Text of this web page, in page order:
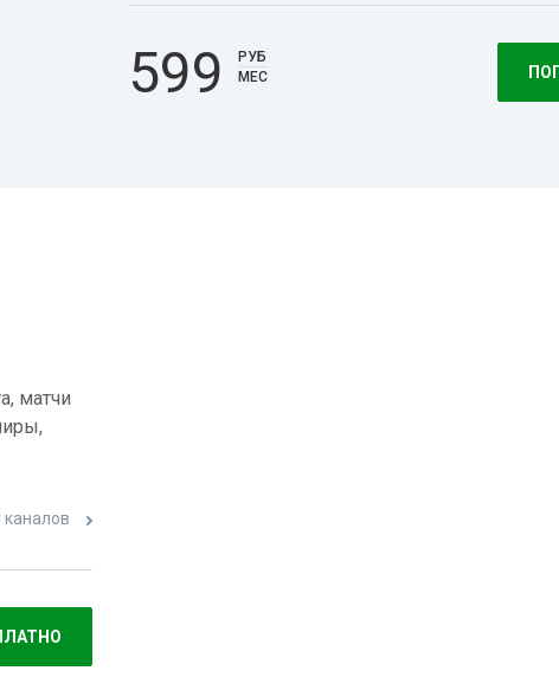
599
РУБ
МЕС
матчи